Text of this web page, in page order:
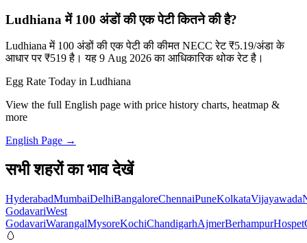
Ludhiana में 100 अंडों की एक पेटी कितने की है?
Ludhiana में 100 अंडों की एक पेटी की कीमत NECC रेट ₹5.19/अंडा के
आधार पर ₹519 है। यह 9 Aug 2026 का आधिकारिक थोक रेट है।
Egg Rate Today in Ludhiana
View the full English page with price history charts, heatmap &
more
English Page →
सभी शहरों का भाव देखें
HyderabadMumbaiDelhiBangaloreChennaiPuneKolkataVijayawada
GodavariWest
GodavariWarangalMysoreKochiChandigarhAjmerBerhampurHospet
🥚